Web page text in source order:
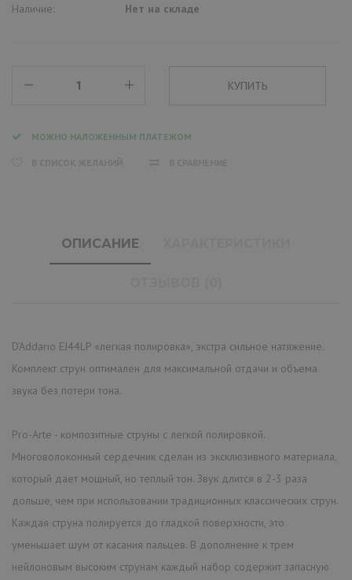
Наличие:
Нет на складе
МОЖНО НАЛОЖЕННЫМ ПЛАТЕЖОМ
ОПИСАНИЕ
D’Addario EJ44LP «легкая полировка», экстра сильное натяжение.
Комплект струн оптимален для максимальной отдачи и объема
звука без потери тона.
Pro-Arte - композитные струны с легкой полировкой.
Многоволоконный сердечник сделан из эксклюзивного материала,
который дает мощный, но теплый тон. Звук длится в 2-3 раза
дольше, чем при использовании традиционных классических струн.
Каждая струна полируется до гладкой поверхности, это
уменьшает шум от касания пальцев. В дополнение к трем
нейлоновым высоким струнам каждый набор содержит запасную